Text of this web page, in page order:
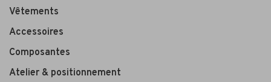
Vêtements
Accessoires
Composantes
Atelier & positionnement